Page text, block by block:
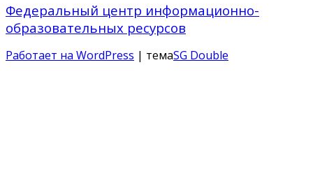
Федеральный центр информационно-
образовательных ресурсов
Работает на WordPress | темаSG Double